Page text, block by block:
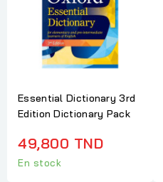
Essential Dictionary 3rd
Edition Dictionary Pack
49,800 TND
En stock